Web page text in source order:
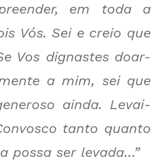
em toda a
Vós. Sei e creio que
Vos dignastes doar-
a mim, sei que
ainda. Levai-
tanto quanto
possa ser levada…”